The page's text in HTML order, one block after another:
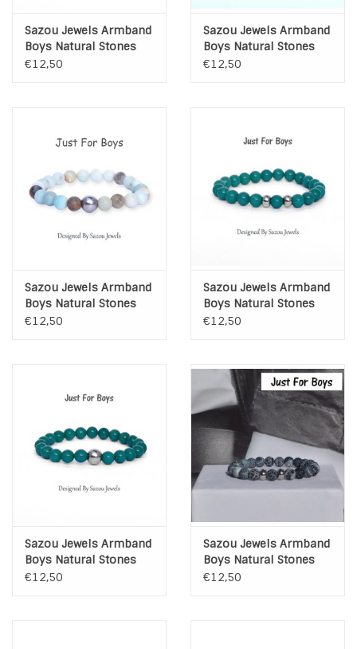
Sazou Jewels Armband
Boys Natural Stones
Black Onyx
€12,50
Sazou Jewels Armband
Boys Natural Stones
Amazoniet frosted
€12,50
Sazou Jewels Armband
Boys Natural Stones
Amazoniet frosted
€12,50
Sazou Jewels Armband
Boys Natural Stones
Green Jade
€12,50
Sazou Jewels Armband
Boys Natural Stones
Green Jade
€12,50
Sazou Jewels Armband
Boys Natural Stones
Blue
€12,50